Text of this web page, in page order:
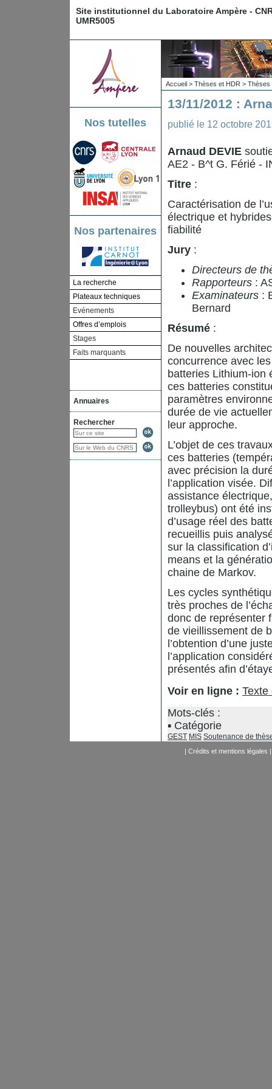
Site institutionnel du Laboratoire Ampère -
UMR5005
Nos tutelles
Nos partenaires
La recherche
Plateaux techniques
Evénements
Offres d’emplois
Stages
Faits marquants
Annuaires
Rechercher
Accueil > Thèses et HDR > Thèses
13/11/2012 :
publié le 12 octobre
Arnaud DEVIE
AE2 - B^t G. Férié -
Titre :
Caractérisation de
électrique et
fiabilité
Jury :
Directeurs de
Rapporteurs :
Examinateurs :
Bernard
Résumé :
De nouvelles
concurrence avec
batteries Lithium-ion
ces batteries
paramètres
durée de vie
leur approche.
L’objet de ces
ces batteries
avec précision la
l’application visée.
assistance
trolleybus) ont été
d’usage réel des
recueillis puis
sur la classification
means et la
chaine de Markov.
Les cycles
très proches de
donc de représenter
de vieillissement de
l’obtention d’une
l’application
présentés afin
Voir en ligne : Texte
Mots-clés :
Catégorie
GEST MIS Soutenance de
| Crédits et mentions légales